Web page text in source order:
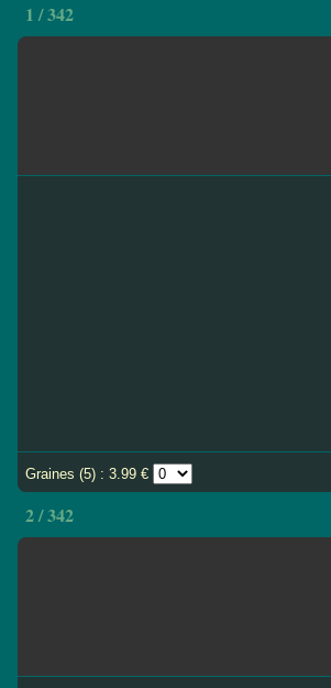
1 / 342
Graines (5) : 3.99 €
2 / 342